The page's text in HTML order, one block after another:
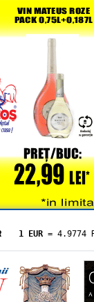
1 EUR = 4.9774
= 5.8304
1 XAU= 464.4611
1 AED= 1.1933
1 AUD= 2.7957